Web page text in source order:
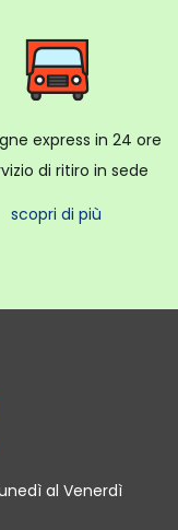
express in 24 ore
di ritiro in sede
scopri di più
al Venerdì